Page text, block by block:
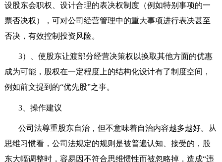
设股东会职权、设计合理的表决权制度（例如特别事项的一
票否决权），可对公司经营管理中的重大事项进行表决甚至
否决，有效控制投资风险。
3）、使股东让渡部分经营决策权以换取其他方面的优惠
成为可能，股权在一定程度上的结构化设计有了制度空间，
例如前文提到的“优先股”之事。
3、操作建议
公司法尊重股东自治，但不意味着自治内容越多越好。从
思维习惯看，公司法规定的规则是被普遍认知、接受的，股
东大幅调整时，容易因不符合思维惯性而被忽略掉，造成“违